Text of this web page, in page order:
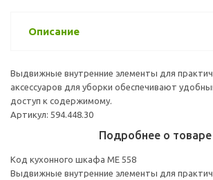
Описание
Выдвижные внутренние элементы для
аксессуаров для уборки обеспечивают
доступ к содержимому.
Артикул: 594.448.30
Подробнее о товаре
Код кухонного шкафа ME 558
Выдвижные внутренние элементы для